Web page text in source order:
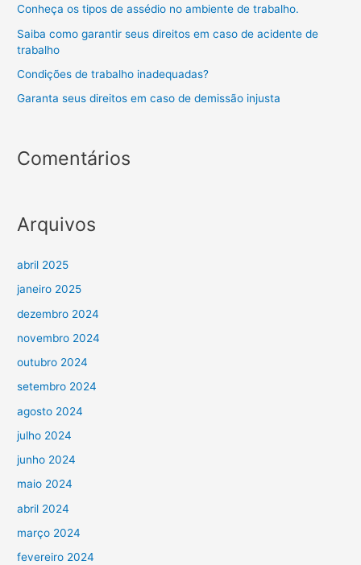
Conheça os tipos de assédio no ambiente de trabalho.
Saiba como garantir seus direitos em caso de acidente de
trabalho
Condições de trabalho inadequadas?
Garanta seus direitos em caso de demissão injusta
Comentários
Arquivos
abril 2025
janeiro 2025
dezembro 2024
novembro 2024
outubro 2024
setembro 2024
agosto 2024
julho 2024
junho 2024
maio 2024
abril 2024
março 2024
fevereiro 2024